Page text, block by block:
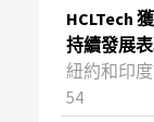
HCLTech
持續發展
紐約和印
54